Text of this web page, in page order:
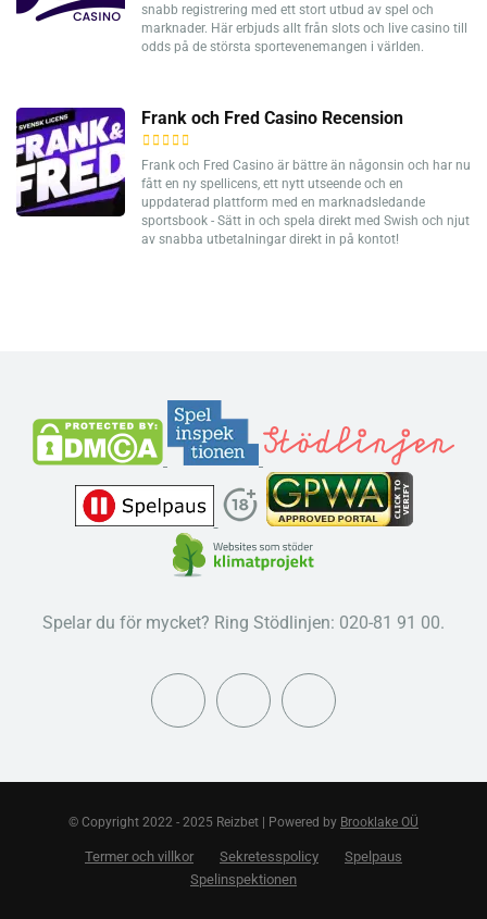
snabb registrering med ett stort utbud av spel och
marknader. Här erbjuds allt från slots och live casino till
odds på de största sportevenemangen i världen.
Frank och Fred Casino Recension
Frank och Fred Casino är bättre än någonsin och har nu
fått en ny spellicens, ett nytt utseende och en
uppdaterad plattform med en marknadsledande
sportsbook - Sätt in och spela direkt med Swish och njut
av snabba utbetalningar direkt in på kontot!
Spelar du för mycket? Ring Stödlinjen: 020-81 91 00.
© Copyright 2022 - 2025 Reizbet | Powered by Brooklake OÜ
Termer och villkor Sekretesspolicy
Spelpaus
Spelinspektionen